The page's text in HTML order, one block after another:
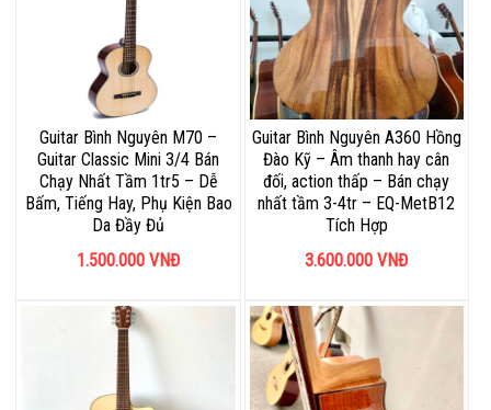
Guitar Bình Nguyên M70 –
Guitar Classic Mini 3/4 Bán
Chạy Nhất Tầm 1tr5 – Dễ
Bấm, Tiếng Hay, Phụ Kiện Bao
Da Đầy Đủ
1.500.000 VNĐ
Guitar Bình Nguyên A360 Hồng
Đào Kỹ – Âm thanh hay cân
đối, action thấp – Bán chạy
nhất tầm 3-4tr – EQ-MetB12
Tích Hợp
3.600.000 VNĐ